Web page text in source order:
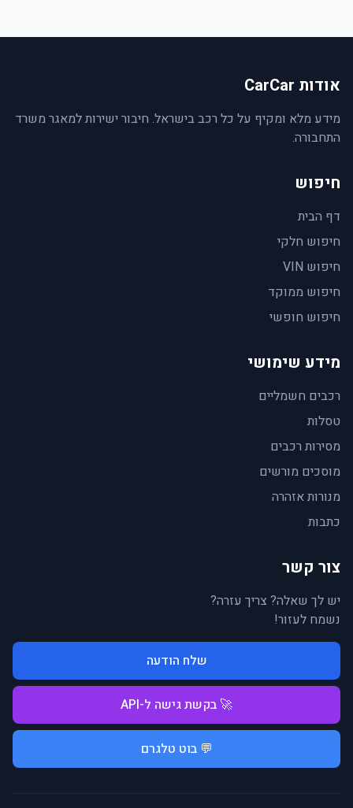
אודות CarCar
מידע מלא ומקיף על כל רכב בישראל. חיבור ישירות למאגר משרד
התחבורה.
חיפוש
דף הבית
חיפוש חלקי
חיפוש VIN
חיפוש ממוקד
חיפוש חופשי
מידע שימושי
רכבים חשמליים
טסלות
מסירות רכבים
מוסכים מורשים
מנורות אזהרה
כתבות
צור קשר
יש לך שאלה? צריך עזרה?
נשמח לעזור!
שלח הודעה
🚀 בקשת גישה ל-API
💬 בוט טלגרם